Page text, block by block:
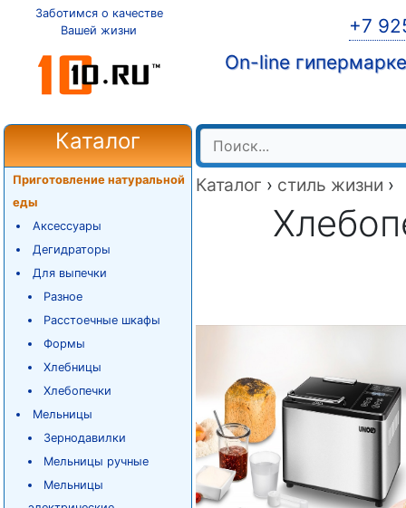
Заботимся о качестве
Вашей жизни
+7
On-line
Каталог
Приготовление натуральной
еды
Аксессуары
Дегидраторы
Для выпечки
Разное
Расстоечные шкафы
Формы
Хлебницы
Хлебопечки
Мельницы
Зернодавилки
Мельницы ручные
Мельницы
Каталог › стиль жизни ›